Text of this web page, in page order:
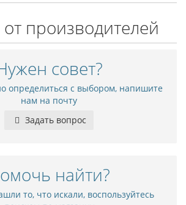
производителей
совет?
определиться с выбором, напишите
нам на почту
Задать вопрос
найти?
то, что искали, воспользуйтесь